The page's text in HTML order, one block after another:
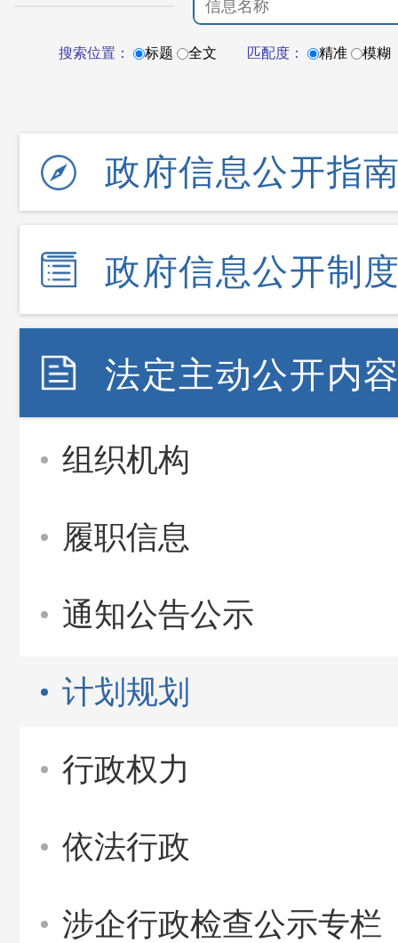
搜索位置： 标题 全文 匹配度： 精准 模糊
政府信息公开指
政府信息公开制
法定主动公开内
组织机构
履职信息
通知公告公示
计划规划
行政权力
依法行政
涉企行政检查公示专栏